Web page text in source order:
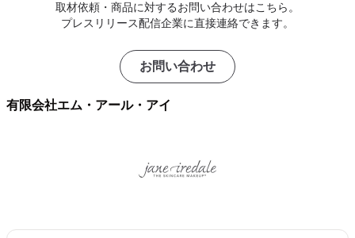
取材依頼・商品に対するお問い合わせはこちら。
プレスリリース配信企業に直接連絡できます。
お問い合わせ
有限会社エム・アール・アイ